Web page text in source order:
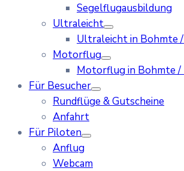
Segelflugausbildung
Ultraleicht
Ultraleicht in Bohmte /
Motorflug
Motorflug in Bohmte /
Für Besucher
Rundflüge & Gutscheine
Anfahrt
Für Piloten
Anflug
Webcam